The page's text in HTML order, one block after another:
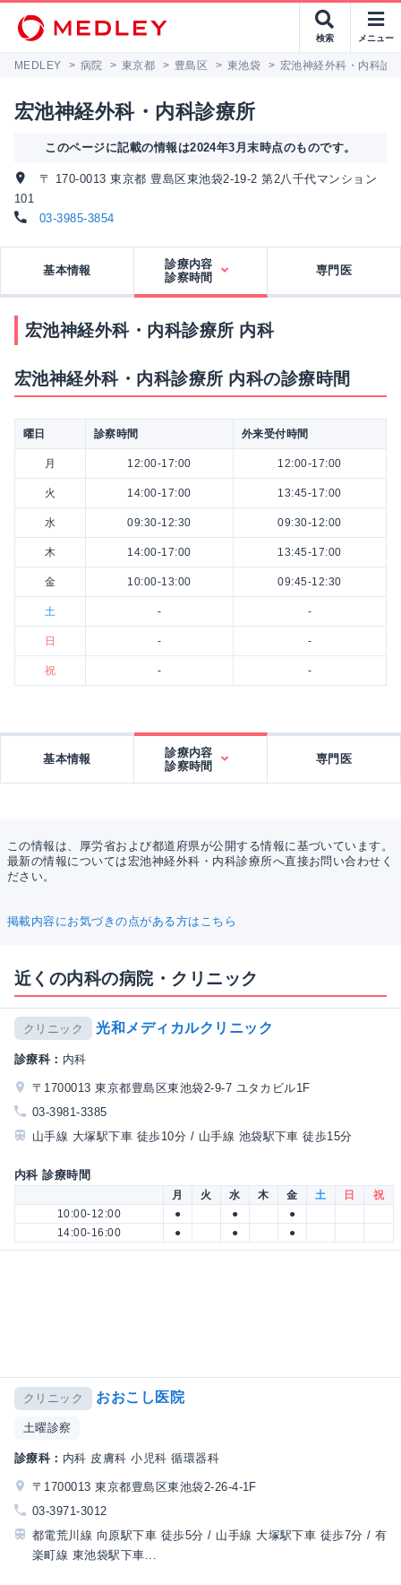
検索 メニュー
MEDLEY > 病院 > 東京都 > 豊島区 > 東池袋 > 宏池神経外科・内科診
宏池神経外科・内科診療所
このページに記載の情報は2024年3月末時点のものです。
〒 170-0013 東京都 豊島区東池袋2-19-2 第2八千代マンション
101
03-3985-3854
基本情報
診療内容
診察時間
専門医
宏池神経外科・内科診療所 内科
宏池神経外科・内科診療所 内科の診療時間
曜日 診察時間 外来受付時間
月 12:00-17:00 12:00-17:00
火 14:00-17:00 13:45-17:00
水 09:30-12:30 09:30-12:00
木 14:00-17:00 13:45-17:00
金 10:00-13:00 09:45-12:30
土 - -
日 - -
祝 - -
基本情報
診療内容
診察時間
専門医
この情報は、厚労省および都道府県が公開する情報に基づいています。
最新の情報については宏池神経外科・内科診療所へ直接お問い合わせく
ださい。
掲載内容にお気づきの点がある方はこちら
近くの内科の病院・クリニック
クリニック 光和メディカルクリニック
診療科： 内科
〒1700013 東京都豊島区東池袋2-9-7 ユタカビル1F
03-3981-3385
山手線 大塚駅下車 徒歩10分 / 山手線 池袋駅下車 徒歩15分
内科 診療時間
月 火 水 木 金 土 日
祝
10:00-12:00
● ●
●
14:00-16:00
● ● ●
クリニック おおこし医院
土曜診察
診療科： 内科 皮膚科 小児科 循環器科
〒1700013 東京都豊島区東池袋2-26-4-1F
03-3971-3012
都電荒川線 向原駅下車 徒歩5分 / 山手線 大塚駅下車 徒歩7分 / 有
楽町線 東池袋駅下車...